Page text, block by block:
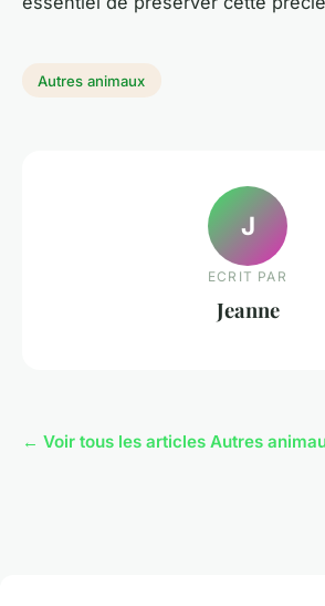
Autres animaux
J
ECRIT PAR
Jeanne
← Voir tous les articles Autres